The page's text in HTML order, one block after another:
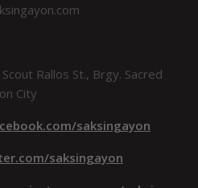
Rallos St., Brgy. Sacred
City
saksingayon
saksingayon